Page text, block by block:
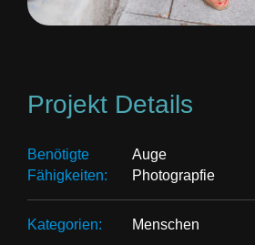
Projekt Details
Benötigte
Fähigkeiten:
Auge
Photograpfie
Kategorien: Menschen